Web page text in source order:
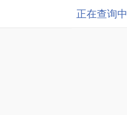
正在查询中